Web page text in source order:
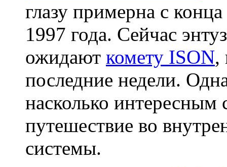
глазу примерна с
1997 года. Сейчас
ожидают комету ISON,
последние недели.
насколько интересным
путешествие во
системы.